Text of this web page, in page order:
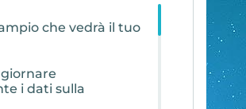
che vedrà il tuo
i dati sulla